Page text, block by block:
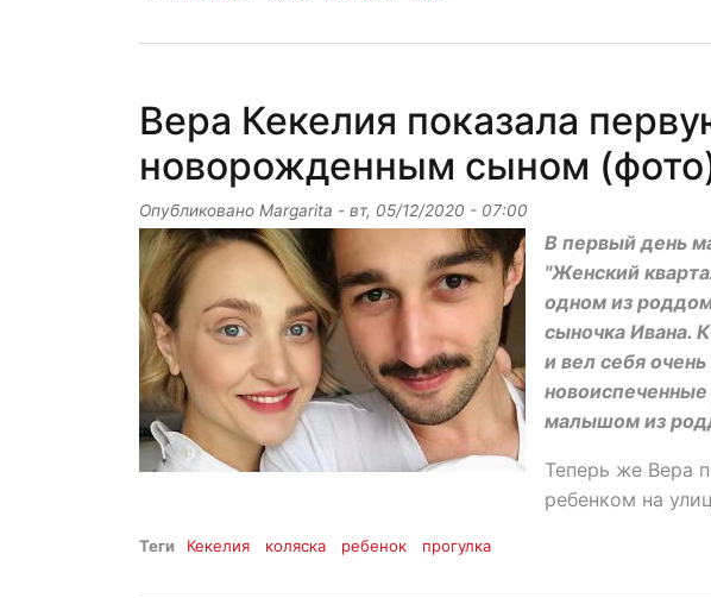
Вера Кекелия показала
новорожденным сыном
Опубликовано Margarita - вт, 05/12/2020 - 07:00
В первый день
"Женский
одном из
сыночка Ивана.
и вел себя
малышом из
Теперь же Вера
ребенком на
Теги Кекелия коляска ребенок прогулка